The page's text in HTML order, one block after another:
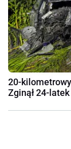
20-
Zginął 24-